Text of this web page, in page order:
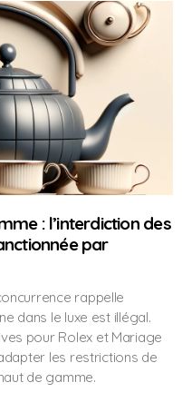
: l’interdiction des
par
rappelle
dans le luxe est illégal.
pour Rolex et Mariage
les restrictions de
de gamme.